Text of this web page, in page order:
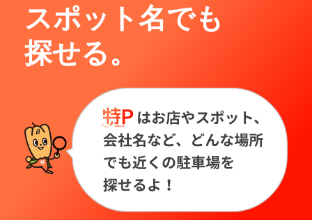
スポット名でも
探せる。